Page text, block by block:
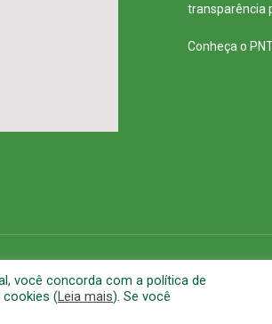
transparência
Conheça o
você concorda com a política de
cookies (Leia mais). Se você